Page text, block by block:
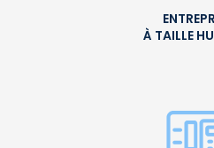
À TAILLE